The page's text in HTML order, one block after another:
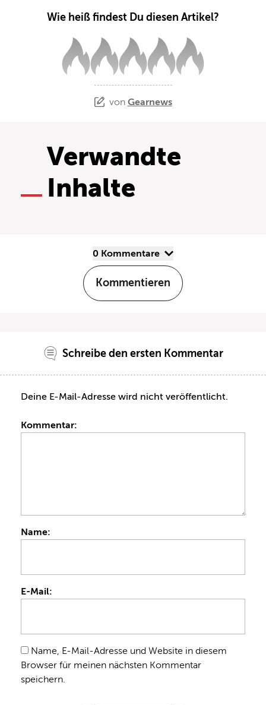
Wie heiß findest Du diesen Artikel?
von Gearnews
Verwandte
Inhalte
0 Kommentare
Kommentieren
Schreibe den ersten Kommentar
Deine E-Mail-Adresse wird nicht veröffentlicht.
Kommentar:
Name:
E-Mail:
Name, E-Mail-Adresse und Website in diesem
Browser für meinen nächsten Kommentar
speichern.